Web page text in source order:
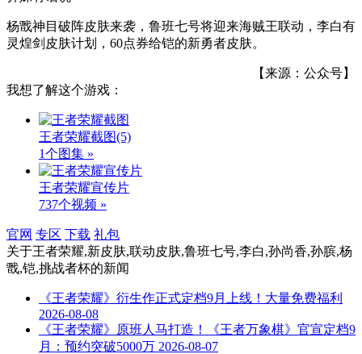
杨戬神目破阵皮肤来袭，鲁班七号将迎来海贼王联动，李白有
灵煌剑皮肤计划，60点券给铠的新勇者皮肤。
【来源：公众号】
我想了解这个游戏：
王者荣耀截图(5)
1个图集 »
王者荣耀宣传片
737个视频 »
官网 专区 下载 礼包
关于王者荣耀,新皮肤,联动皮肤,鲁班七号,李白,孙尚香,孙膑,杨
戬,铠,挑战者杯的新闻
《王者荣耀》衍生作正式定档9月上线！大量免费福利
2026-08-08
《王者荣耀》原班人马打造！《王者万象棋》官宣定档9
月：预约突破5000万 2026-08-07